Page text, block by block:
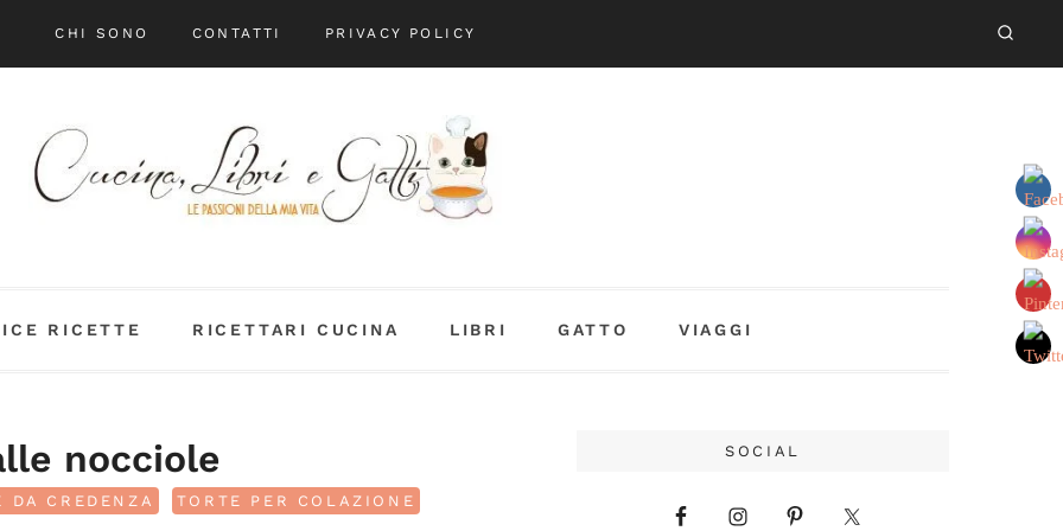
CHI SONO CONTATTI PRIVACY POLICY
RICETTE RICETTARI CUCINA LIBRI GATTO VIAGGI
nocciole
DA CREDENZA TORTE PER COLAZIONE
SOCIAL